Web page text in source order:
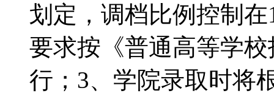
划定，调档比例控制
要求按《普通高等学
行；3、学院录取时将